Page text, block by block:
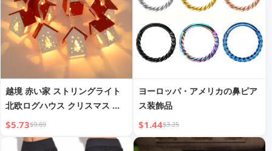
越境 赤い家 ストリングライト
北欧ログハウス クリスマス ス
トリングライト 装飾ライト フ
ェスティバル パーティー 屋内
$5.73$9.69
ヨーロッパ・アメリカの鼻ピア
ス装飾品
$1.44$3.25